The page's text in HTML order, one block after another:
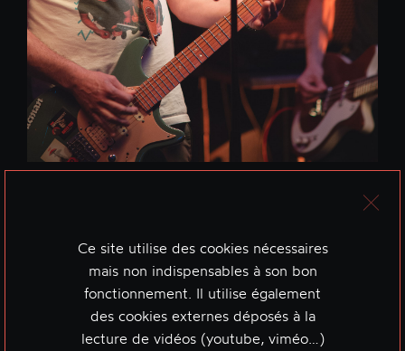
Ce site utilise des cookies nécessaires
mais non indispensables à son bon
fonctionnement. Il utilise également
des cookies externes déposés à la
lecture de vidéos (youtube, viméo…)